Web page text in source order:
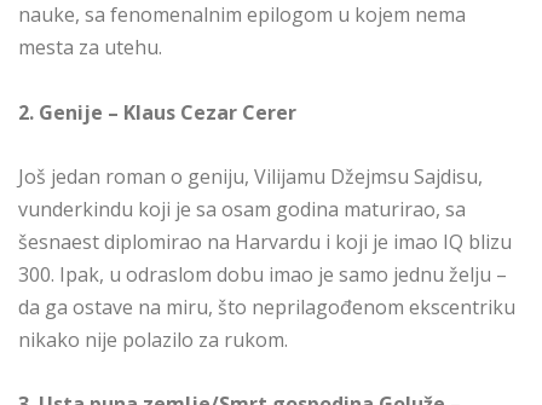
nauke, sa fenomenalnim epilogom u kojem nema
mesta za utehu.
2. Genije – Klaus Cezar Cerer
Još jedan roman o geniju, Vilijamu Džejmsu Sajdisu,
vunderkindu koji je sa osam godina maturirao, sa
šesnaest diplomirao na Harvardu i koji je imao IQ blizu
300. Ipak, u odraslom dobu imao je samo jednu želju –
da ga ostave na miru, što neprilagođenom ekscentriku
nikako nije polazilo za rukom.